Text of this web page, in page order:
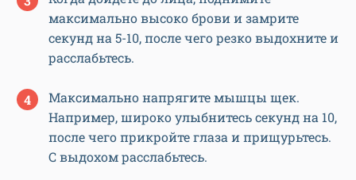
максимально высоко брови и замрите
секунд на 5-10, после чего резко выдохните и
расслабьтесь.
Максимально напрягите мышцы щек.
Например, широко улыбнитесь секунд на 10,
после чего прикройте глаза и прищурьтесь.
С выдохом расслабьтесь.